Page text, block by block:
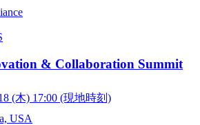
& Collaboration Summit
(木) 17:00 (現地時刻)
USA